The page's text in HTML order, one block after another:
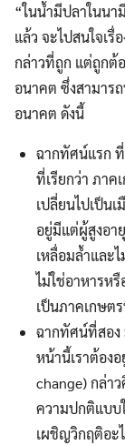
Search
“ในน้ำมีปลาในน
แล้ว จะไปสนใจเรื่
กล่าวที่ถูก แต่ถูกต้
อนาคต ซึ่งสามาร
อนาคต ดังนี้
ฉากทัศน์แรก
ที่เรียกว่า ภา
เปลี่ยนไปเป็น
อยู่มีแต่ผู้สูงอา
เหลื่อมล้ำและ
ไม่ใช่อาหารห
เป็นภาคเกษต
ฉากทัศน์ที่สอง
หน้านี้เราต้อง
change) กล่า
ความปกติแบบ
เผชิญวิกฤติอะ